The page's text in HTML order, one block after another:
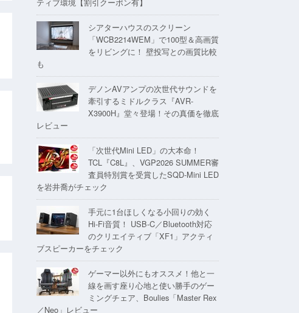
シアターハウスのスクリーン
「WCB2214WEM」で100型＆高画質
をリビングに！ 壁投写との画質比較
も
デノンAVアンプの次世代サウンドを
牽引するミドルクラス『AVR-
X3900H』堂々登場！その真価を徹底
レビュー
「次世代Mini LED」の大本命！
TCL『C8L』、VGP2026 SUMMER審
査員特別賞を受賞したSQD-Mini LED
を岩井喬がチェック
手元に1台ほしくなる小回りの効く
Hi-Fi音質！ USB-C／Bluetooth対応
のクリエイティブ「XF1」アクティ
ブスピーカーをチェック
ゲーマー以外にもオススメ！他と一
線を画す座り心地と使い勝手のゲー
ミングチェア、Boulies「Master Rex
／Neo」レビュー